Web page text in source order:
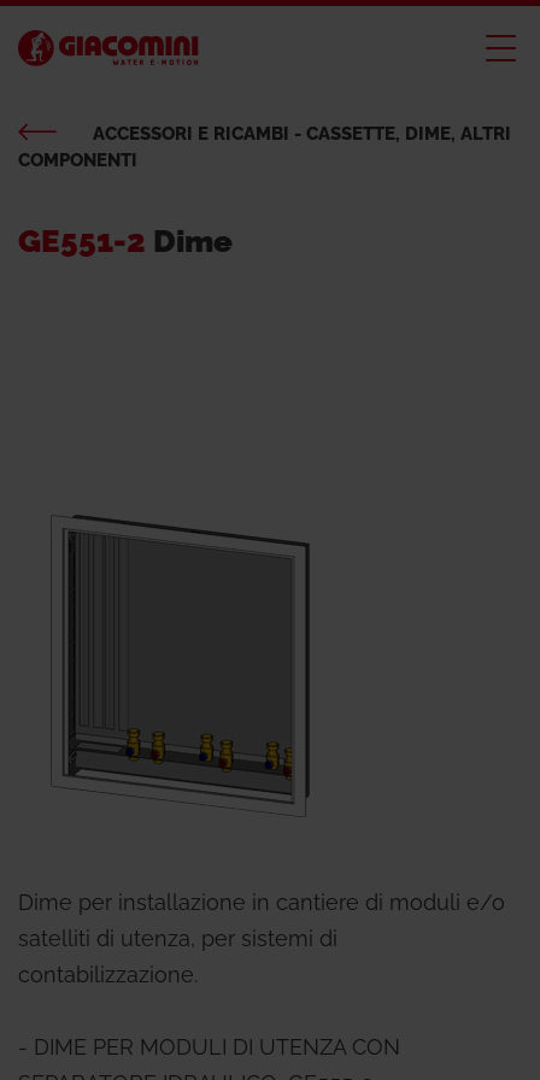
ACCESSORI E RICAMBI - CASSETTE, DIME, ALTRI
COMPONENTI
GE551-2 Dime
Dime per installazione in cantiere di moduli e/o
satelliti di utenza, per sistemi di
contabilizzazione.
- DIME PER MODULI DI UTENZA CON